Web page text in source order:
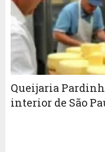
Queijaria
interior de São